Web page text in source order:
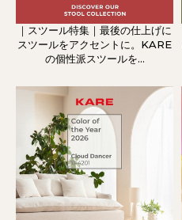
｜スツール特集｜最後の仕上げに
スツールをアクセントに。KARE
の個性派スツールを...